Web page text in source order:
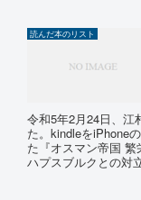
読んだ本のリスト
令和5年2月24日、江
た。kindleをiPhone
た『オスマン帝国
ハプスブルクとの対